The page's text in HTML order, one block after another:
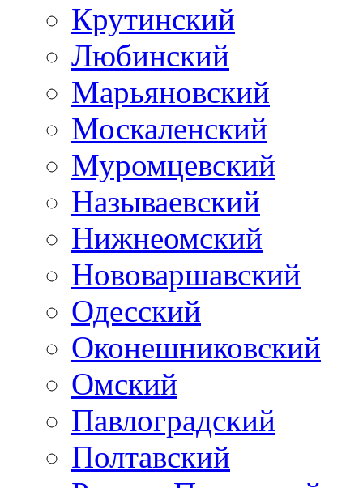
Крутинский
Любинский
Марьяновский
Москаленский
Муромцевский
Называевский
Нижнеомский
Нововаршавский
Одесский
Оконешниковский
Омский
Павлоградский
Полтавский